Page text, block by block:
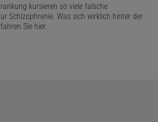
kursieren so viele falsche
Schizophrenie. Was sich wirklich hinter der
Sie hier.